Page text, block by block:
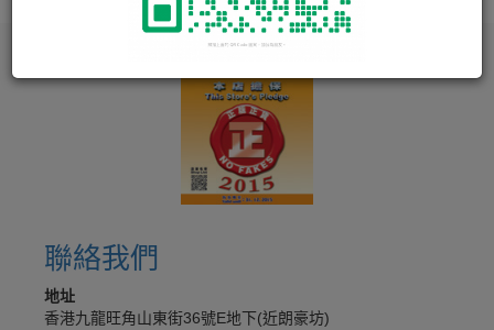
聯絡我們
地址
香港九龍旺角山東街36號E地下(近朗豪坊)